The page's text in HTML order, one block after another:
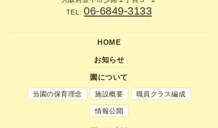
TEL:06-6849-3133
HOME
お知らせ
園について
当園の保育理念 施設概要 職員クラス編成
情報公開